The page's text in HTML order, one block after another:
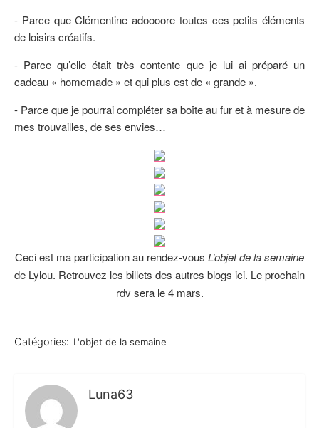
- Parce que Clémentine adoooore toutes ces petits éléments
de loisirs créatifs.
- Parce qu’elle était très contente que je lui ai préparé un
cadeau « homemade » et qui plus est de « grande ».
- Parce que je pourrai compléter sa boîte au fur et à mesure de
mes trouvailles, de ses envies…
Ceci est ma participation au rendez-vous L’objet de la semaine
de Lylou. Retrouvez les billets des autres blogs ici. Le prochain
rdv sera le 4 mars.
Catégories: L'objet de la semaine
Luna63